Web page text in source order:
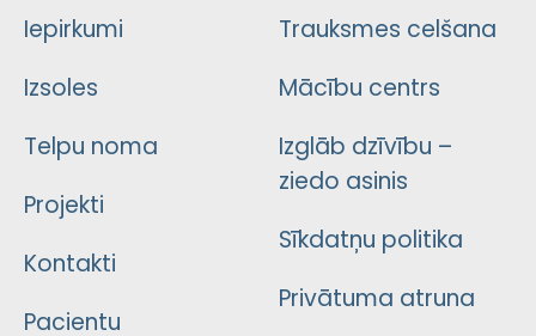
Iepirkumi
Izsoles
Telpu noma
Projekti
Kontakti
Pacientu
Trauksmes celšana
Mācību centrs
Izglāb dzīvību –
ziedo asinis
Sīkdatņu politika
Privātuma atruna